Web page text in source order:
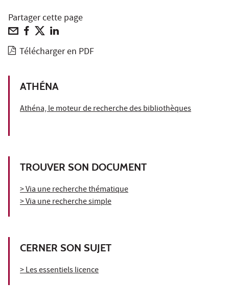
Partager cette page
Télécharger en PDF
ATHÉNA
Athéna, le moteur de recherche des bibliothèques
TROUVER SON DOCUMENT
> Via une recherche thématique
> Via une recherche simple
CERNER SON SUJET
> Les essentiels licence